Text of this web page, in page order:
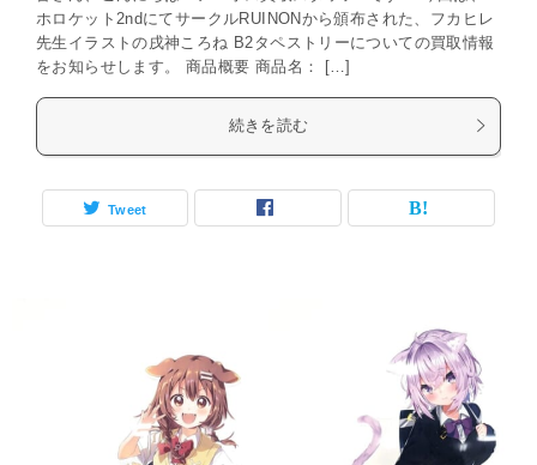
ホロケット2ndにてサークルRUINONから頒布された、フカヒレ
先生イラストの戌神ころね B2タペストリーについての買取情報
をお知らせします。 商品概要 商品名： […]
続きを読む
Tweet